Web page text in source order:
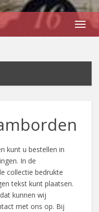
kunt u bestellen in
In de
collectie bedrukte
tekst kunt plaatsen.
kunnen wij
met ons op. Bij